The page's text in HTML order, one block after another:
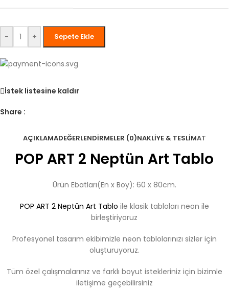
- + Sepete Ekle
İstek listesine kaldır
Share :
AÇIKLAMADEĞERLENDIRMELER (0)NAKLIYE & TESLIMAT
POP ART 2 Neptün Art Tablo
Ürün Ebatları(En x Boy): 60 x 80cm.
POP ART 2 Neptün Art Tablo ile klasik tabloları neon ile
birleştiriyoruz
Profesyonel tasarım ekibimizle neon tablolarınızı sizler için
oluşturuyoruz.
Tüm özel çalışmalarınız ve farklı boyut istekleriniz için bizimle
iletişime geçebilirsiniz